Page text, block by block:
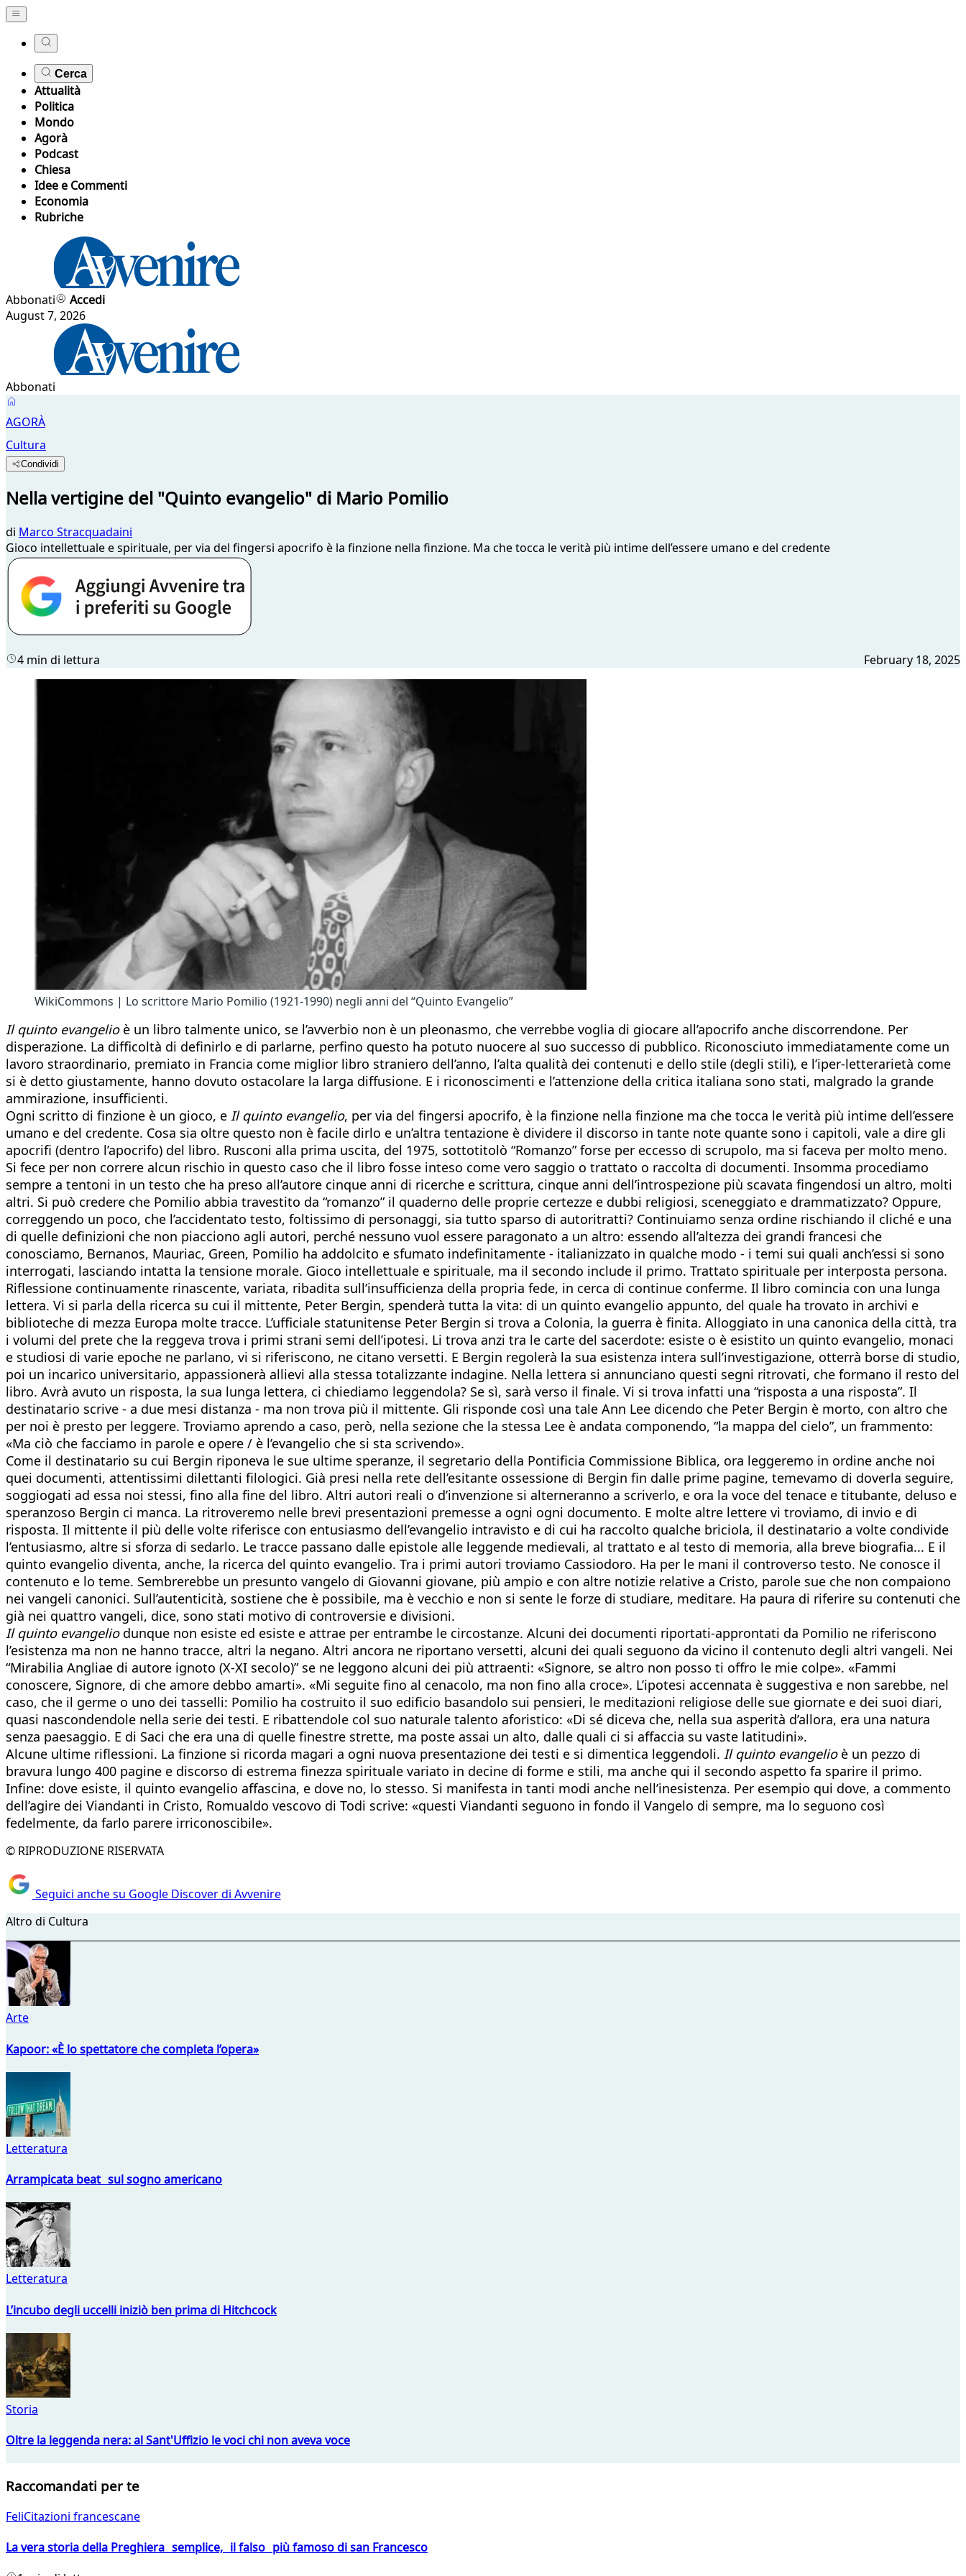
Cerca
Attualità
Politica
Mondo
Agorà
Podcast
Chiesa
Idee e Commenti
Economia
Rubriche
Abbonati
Accedi
August 7, 2026
Abbonati
AGORÀ
Cultura
Condividi
Nella vertigine del "Quinto evangelio" di Mario Pomilio
di Marco Stracquadaini
Gioco intellettuale e spirituale, per via del fingersi apocrifo è la finzione nella finzione. Ma che tocca le verità più intime dell’essere umano e del credente
4 min di lettura February 18, 2025
WikiCommons | Lo scrittore Mario Pomilio (1921-1990) negli anni del “Quinto Evangelio”
Il quinto evangelio è un libro talmente unico, se l’avverbio non è un pleonasmo, che verrebbe voglia di giocare all’apocrifo anche discorrendone. Per
disperazione. La difficoltà di definirlo e di parlarne, perfino questo ha potuto nuocere al suo successo di pubblico. Riconosciuto immediatamente come un
lavoro straordinario, premiato in Francia come miglior libro straniero dell’anno, l’alta qualità dei contenuti e dello stile (degli stili), e l’iper-letterarietà come
si è detto giustamente, hanno dovuto ostacolare la larga diffusione. E i riconoscimenti e l’attenzione della critica italiana sono stati, malgrado la grande
ammirazione, insufficienti.
Ogni scritto di finzione è un gioco, e Il quinto evangelio, per via del fingersi apocrifo, è la finzione nella finzione ma che tocca le verità più intime dell’essere
umano e del credente. Cosa sia oltre questo non è facile dirlo e un’altra tentazione è dividere il discorso in tante note quante sono i capitoli, vale a dire gli
apocrifi (dentro l’apocrifo) del libro. Rusconi alla prima uscita, del 1975, sottotitolò “Romanzo” forse per eccesso di scrupolo, ma si faceva per molto meno.
Si fece per non correre alcun rischio in questo caso che il libro fosse inteso come vero saggio o trattato o raccolta di documenti. Insomma procediamo
sempre a tentoni in un testo che ha preso all’autore cinque anni di ricerche e scrittura, cinque anni dell’introspezione più scavata fingendosi un altro, molti
altri. Si può credere che Pomilio abbia travestito da “romanzo” il quaderno delle proprie certezze e dubbi religiosi, sceneggiato e drammatizzato? Oppure,
correggendo un poco, che l’accidentato testo, foltissimo di personaggi, sia tutto sparso di autoritratti? Continuiamo senza ordine rischiando il cliché e una
di quelle definizioni che non piacciono agli autori, perché nessuno vuol essere paragonato a un altro: essendo all’altezza dei grandi francesi che
conosciamo, Bernanos, Mauriac, Green, Pomilio ha addolcito e sfumato indefinitamente - italianizzato in qualche modo - i temi sui quali anch’essi si sono
interrogati, lasciando intatta la tensione morale. Gioco intellettuale e spirituale, ma il secondo include il primo. Trattato spirituale per interposta persona.
Riflessione continuamente rinascente, variata, ribadita sull’insufficienza della propria fede, in cerca di continue conferme. Il libro comincia con una lunga
lettera. Vi si parla della ricerca su cui il mittente, Peter Bergin, spenderà tutta la vita: di un quinto evangelio appunto, del quale ha trovato in archivi e
biblioteche di mezza Europa molte tracce. L’ufficiale statunitense Peter Bergin si trova a Colonia, la guerra è finita. Alloggiato in una canonica della città, tra
i volumi del prete che la reggeva trova i primi strani semi dell’ipotesi. Li trova anzi tra le carte del sacerdote: esiste o è esistito un quinto evangelio, monaci
e studiosi di varie epoche ne parlano, vi si riferiscono, ne citano versetti. E Bergin regolerà la sua esistenza intera sull’investigazione, otterrà borse di studio,
poi un incarico universitario, appassionerà allievi alla stessa totalizzante indagine. Nella lettera si annunciano questi segni ritrovati, che formano il resto del
libro. Avrà avuto un risposta, la sua lunga lettera, ci chiediamo leggendola? Se sì, sarà verso il finale. Vi si trova infatti una “risposta a una risposta”. Il
destinatario scrive - a due mesi distanza - ma non trova più il mittente. Gli risponde così una tale Ann Lee dicendo che Peter Bergin è morto, con altro che
per noi è presto per leggere. Troviamo aprendo a caso, però, nella sezione che la stessa Lee è andata componendo, “la mappa del cielo”, un frammento:
«Ma ciò che facciamo in parole e opere / è l’evangelio che si sta scrivendo».
Come il destinatario su cui Bergin riponeva le sue ultime speranze, il segretario della Pontificia Commissione Biblica, ora leggeremo in ordine anche noi
quei documenti, attentissimi dilettanti filologici. Già presi nella rete dell’esitante ossessione di Bergin fin dalle prime pagine, temevamo di doverla seguire,
soggiogati ad essa noi stessi, fino alla fine del libro. Altri autori reali o d’invenzione si alterneranno a scriverlo, e ora la voce del tenace e titubante, deluso e
speranzoso Bergin ci manca. La ritroveremo nelle brevi presentazioni premesse a ogni ogni documento. E molte altre lettere vi troviamo, di invio e di
risposta. Il mittente il più delle volte riferisce con entusiasmo dell’evangelio intravisto e di cui ha raccolto qualche briciola, il destinatario a volte condivide
l’entusiasmo, altre si sforza di sedarlo. Le tracce passano dalle epistole alle leggende medievali, al trattato e al testo di memoria, alla breve biografia... E il
quinto evangelio diventa, anche, la ricerca del quinto evangelio. Tra i primi autori troviamo Cassiodoro. Ha per le mani il controverso testo. Ne conosce il
contenuto e lo teme. Sembrerebbe un presunto vangelo di Giovanni giovane, più ampio e con altre notizie relative a Cristo, parole sue che non compaiono
nei vangeli canonici. Sull’autenticità, sostiene che è possibile, ma è vecchio e non si sente le forze di studiare, meditare. Ha paura di riferire su contenuti che
già nei quattro vangeli, dice, sono stati motivo di controversie e divisioni.
Il quinto evangelio dunque non esiste ed esiste e attrae per entrambe le circostanze. Alcuni dei documenti riportati-approntati da Pomilio ne riferiscono
l’esistenza ma non ne hanno tracce, altri la negano. Altri ancora ne riportano versetti, alcuni dei quali seguono da vicino il contenuto degli altri vangeli. Nei
“Mirabilia Angliae di autore ignoto (X-XI secolo)” se ne leggono alcuni dei più attraenti: «Signore, se altro non posso ti offro le mie colpe». «Fammi
conoscere, Signore, di che amore debbo amarti». «Mi seguite fino al cenacolo, ma non fino alla croce». L’ipotesi accennata è suggestiva e non sarebbe, nel
caso, che il germe o uno dei tasselli: Pomilio ha costruito il suo edificio basandolo sui pensieri, le meditazioni religiose delle sue giornate e dei suoi diari,
quasi nascondendole nella serie dei testi. E ribattendole col suo naturale talento aforistico: «Di sé diceva che, nella sua asperità d’allora, era una natura
senza paesaggio. E di Saci che era una di quelle finestre strette, ma poste assai un alto, dalle quali ci si affaccia su vaste latitudini».
Alcune ultime riflessioni. La finzione si ricorda magari a ogni nuova presentazione dei testi e si dimentica leggendoli. Il quinto evangelioè un pezzo di
bravura lungo 400 pagine e discorso di estrema finezza spirituale variato in decine di forme e stili, ma anche qui il secondo aspetto fa sparire il primo.
Infine: dove esiste, il quinto evangelio affascina, e dove no, lo stesso. Si manifesta in tanti modi anche nell’inesistenza. Per esempio qui dove, a commento
dell’agire dei Viandanti in Cristo, Romualdo vescovo di Todi scrive: «questi Viandanti seguono in fondo il Vangelo di sempre, ma lo seguono così
fedelmente, da farlo parere irriconoscibile».
© RIPRODUZIONE RISERVATA
Seguici anche su Google Discover di Avvenire
Altro di Cultura
Arte
Kapoor: «È lo spettatore che completa l’opera»
Letteratura
Arrampicata beat sul sogno americano
Letteratura
L’incubo degli uccelli iniziò ben prima di Hitchcock
Storia
Oltre la leggenda nera: al Sant'Uffizio le voci chi non aveva voce
Raccomandati per te
FeliCitazioni francescane
La vera storia della Preghiera semplice, il falso più famoso di san Francesco